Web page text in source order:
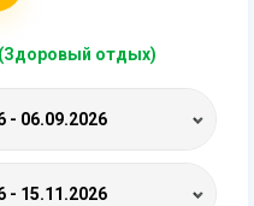
(Здоровый отдых)
- 06.09.2026
- 15.11.2026